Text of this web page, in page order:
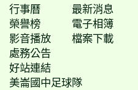
行事曆
最新消息
榮譽榜
電子相簿
影音播放
檔案下載
處務公告
好站連結
美崙國中足球隊